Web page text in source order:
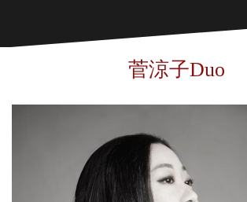
菅涼子Duo